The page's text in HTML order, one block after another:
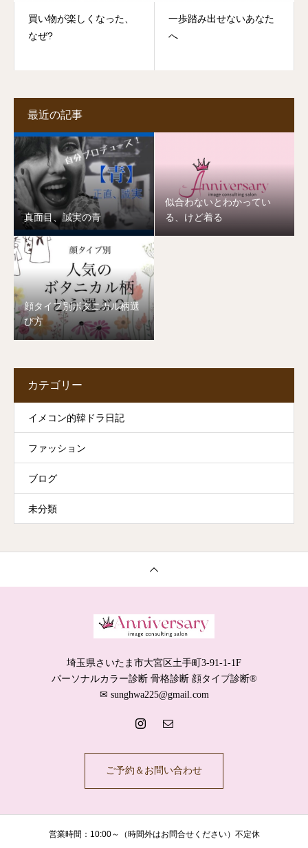
買い物が楽しくなった、
なぜ?
一歩踏み出せないあなた
へ
最近の記事
真面目、誠実の青
似合わないとわかってい
る、けど着る
顔タイプ別ボタニカル柄選
び方
カテゴリー
イメコン的韓ドラ日記
ファッション
ブログ
未分類
埼玉県さいたま市大宮区土手町3-91-1-1F
パーソナルカラー診断 骨格診断 顔タイプ診断®️
✉︎ sunghwa225@gmail.com
ご予約＆お問い合わせ
営業時間：10:00～（時間外はお問合せください）不定休